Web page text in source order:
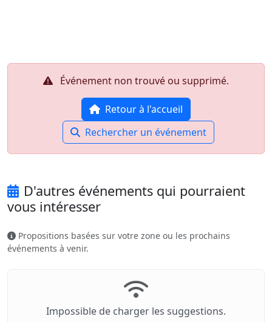
Événement non trouvé ou supprimé.
Retour à l'accueil
Rechercher un événement
D'autres événements qui pourraient
vous intéresser
Propositions basées sur votre zone ou les prochains
événements à venir.
Impossible de charger les suggestions.